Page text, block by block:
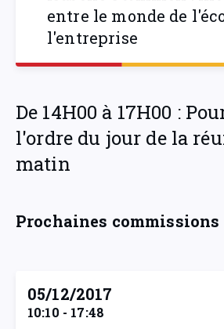
entre le monde de
l'entreprise
De 14H00 à 17H00 :
l'ordre du jour de la
matin
Prochaines commissions
05/12/2017
10:10 - 17:48